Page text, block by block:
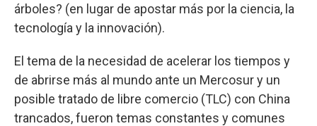
árboles? (en lugar de apostar más por la ciencia, la
tecnología y la innovación).
El tema de la necesidad de acelerar los tiempos y
de abrirse más al mundo ante un Mercosur y un
posible tratado de libre comercio (TLC) con China
trancados, fueron temas constantes y comunes